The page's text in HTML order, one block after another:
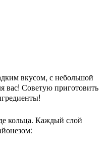
вкусом, с небольшой
вас! Советую приготовить
кольца. Каждый слой